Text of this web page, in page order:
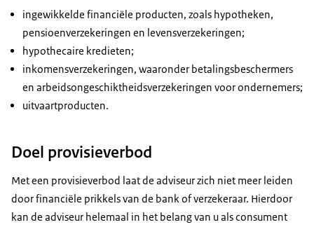
ingewikkelde financiële producten, zoals hypotheken,
pensioenverzekeringen en levensverzekeringen;
hypothecaire kredieten;
inkomensverzekeringen, waaronder betalingsbeschermers
en arbeidsongeschiktheidsverzekeringen voor ondernemers;
uitvaartproducten.
Doel provisieverbod
Met een provisieverbod laat de adviseur zich niet meer leiden
door financiële prikkels van de bank of verzekeraar. Hierdoor
kan de adviseur helemaal in het belang van u als consument